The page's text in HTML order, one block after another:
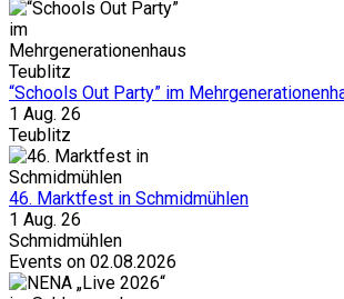
“Schools Out Party” im
1 Aug. 26
Teublitz
46. Marktfest in Schmidmühlen
1 Aug. 26
Schmidmühlen
Events on 02.08.2026